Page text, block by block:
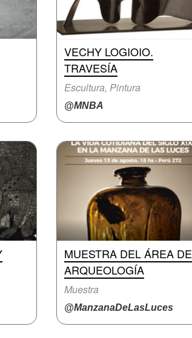
VECHY LOGIOIO.
TRAVESÍA
Escultura, Pintura
@MNBA
MUESTRA DEL ÁREA DE
ARQUEOLOGÍA
Muestra
@ManzanaDeLasLuces